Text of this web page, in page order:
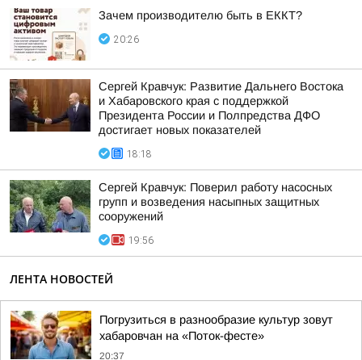
Зачем производителю быть в ЕККТ?
20:26
Сергей Кравчук: Развитие Дальнего Востока
и Хабаровского края с поддержкой
Президента России и Полпредства ДФО
достигает новых показателей
18:18
Сергей Кравчук: Поверил работу насосных
групп и возведения насыпных защитных
сооружений
19:56
ЛЕНТА НОВОСТЕЙ
Погрузиться в разнообразие культур зовут
хабаровчан на «Поток-фесте»
20:37